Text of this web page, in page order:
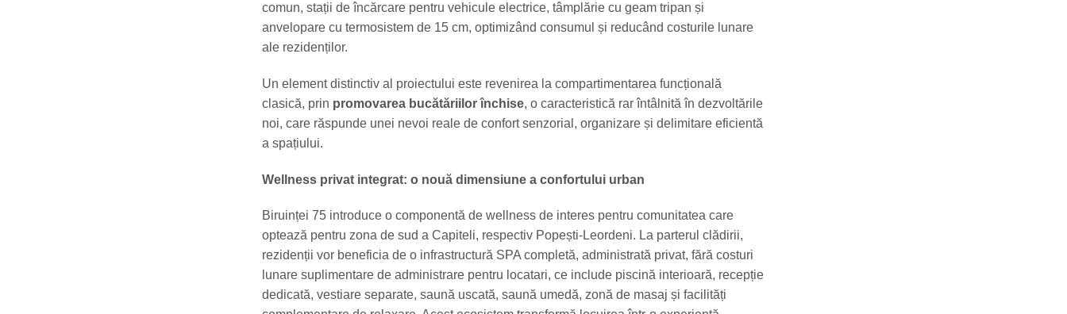
comun, stații de încărcare pentru vehicule electrice, tâmplărie cu geam tripan și
anvelopare cu termosistem de 15 cm, optimizând consumul și reducând costurile lunare
ale rezidenților.
Un element distinctiv al proiectului este revenirea la compartimentarea funcțională
clasică, prin promovarea bucătăriilor închise, o caracteristică rar întâlnită în dezvoltările
noi, care răspunde unei nevoi reale de confort senzorial, organizare și delimitare eficientă
a spațiului.
Wellness privat integrat: o nouă dimensiune a confortului urban
Biruinței 75 introduce o componentă de wellness de interes pentru comunitatea care
optează pentru zona de sud a Capiteli, respectiv Popești-Leordeni. La parterul clădirii,
rezidenții vor beneficia de o infrastructură SPA completă, administrată privat, fără costuri
lunare suplimentare de administrare pentru locatari, ce include piscină interioară, recepție
dedicată, vestiare separate, saună uscată, saună umedă, zonă de masaj și facilități